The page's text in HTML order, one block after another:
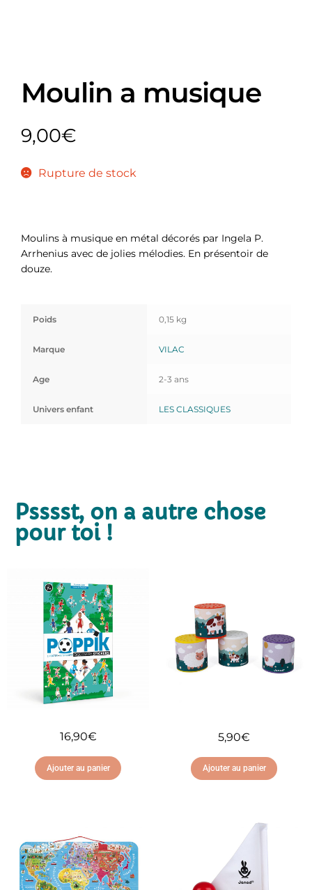
Moulin a musique
9,00€
Rupture de stock
Moulins à musique en métal décorés par Ingela P.
Arrhenius avec de jolies mélodies. En présentoir de
douze.
Poids 0,15 kg
Marque VILAC
Age 2-3 ans
Univers enfant LES CLASSIQUES
Psssst, on a autre chose
pour toi !
16,90€
Ajouter au panier
Ajouter à ma liste
d'envies
5,90€
Ajouter au panier
Ajouter à ma liste
d'envies